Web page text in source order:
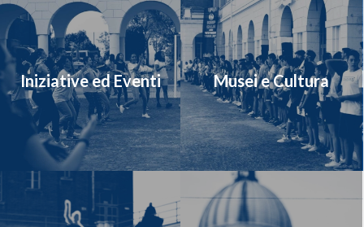
Iniziative ed Eventi Musei e Cultura